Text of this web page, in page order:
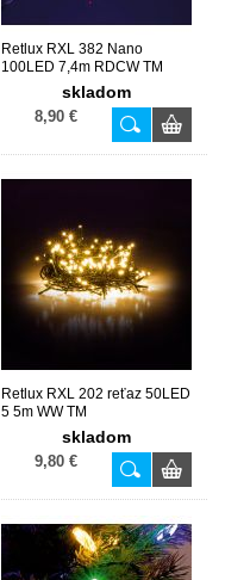
Retlux RXL 382 Nano
100LED 7,4m RDCW TM
skladom
8,90 €
Retlux RXL 202 reťaz 50LED
5 5m WW TM
skladom
9,80 €